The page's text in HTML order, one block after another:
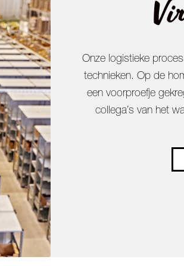
Onze logistieke
technieken. Op de
een voorproefje
collega’s van het